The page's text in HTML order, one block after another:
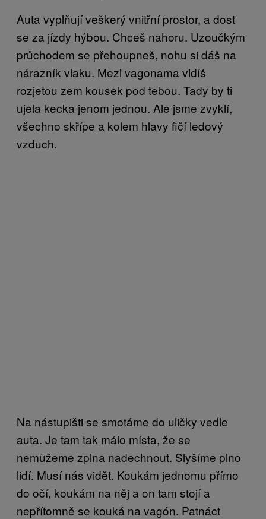
Auta vyplňují veškerý vnitřní prostor, a dost
se za jízdy hýbou. Chceš nahoru. Uzoučkým
průchodem se přehoupneš, nohu si dáš na
nárazník vlaku. Mezi vagonama vidíš
rozjetou zem kousek pod tebou. Tady by ti
ujela kecka jenom jednou. Ale jsme zvyklí,
všechno skřípe a kolem hlavy fičí ledový
vzduch.
Na nástupišti se smotáme do uličky vedle
auta. Je tam tak málo místa, že se
nemůžeme zplna nadechnout. Slyšíme plno
lidí. Musí nás vidět. Koukám jednomu přímo
do očí, koukám na něj a on tam stojí a
nepřítomně̌ se kouká na vagón. Patnáct